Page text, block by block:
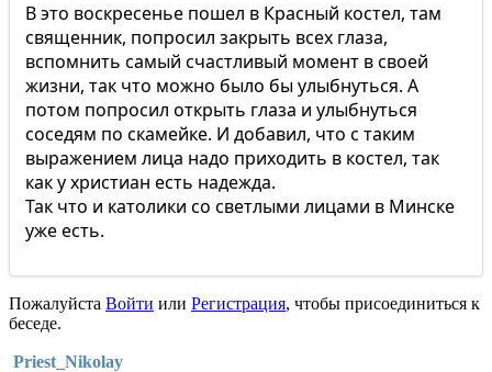
В это воскресенье пошел в Красный костел, там
священник, попросил закрыть всех глаза,
вспомнить самый счастливый момент в своей
жизни, так что можно было бы улыбнуться. А
потом попросил открыть глаза и улыбнуться
соседям по скамейке. И добавил, что с таким
выражением лица надо приходить в костел, так
как у христиан есть надежда.
Так что и католики со светлыми лицами в Минске
уже есть.
Пожалуйста Войти или Регистрация, чтобы присоединиться к
беседе.
Priest_Nikolay